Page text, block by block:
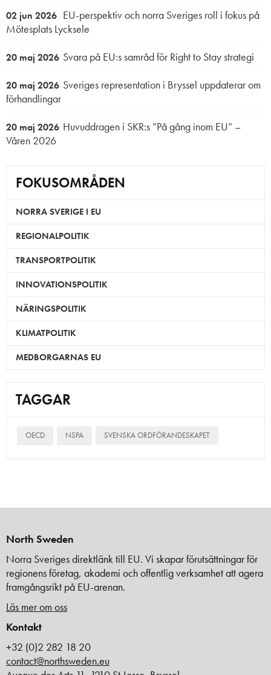
02 jun 2026 EU-perspektiv och norra Sveriges roll i fokus på
Mötesplats Lycksele
20 maj 2026 Svara på EU:s samråd för Right to Stay strategi
20 maj 2026 Sveriges representation i Bryssel uppdaterar om
förhandlingar
20 maj 2026 Huvuddragen i SKR:s ”På gång inom EU” –
Våren 2026
FOKUSOMRÅDEN
NORRA SVERIGE I EU
REGIONALPOLITIK
TRANSPORTPOLITIK
INNOVATIONSPOLITIK
NÄRINGSPOLITIK
KLIMATPOLITIK
MEDBORGARNAS EU
TAGGAR
OECD NSPA SVENSKA ORDFÖRANDESKAPET
North Sweden
Norra Sveriges direktlänk till EU. Vi skapar förutsättningar för
regionens företag, akademi och offentlig verksamhet att agera
framgångsrikt på EU-arenan.
Läs mer om oss
Kontakt
+32 (0)2 282 18 20
contact@northsweden.eu